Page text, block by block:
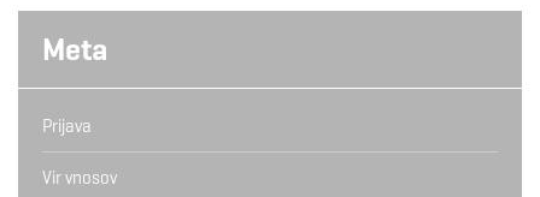
Meta
Prijava
Vir vnosov